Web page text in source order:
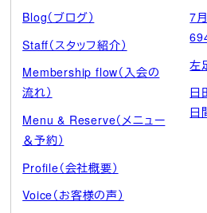
Blog（ブログ）
Staff（スタッフ紹介）
Membership flow（入会の
流れ）
Menu & Reserve（メニュー
＆予約）
Profile（会社概要）
Voice（お客様の声）
7
左
日
日